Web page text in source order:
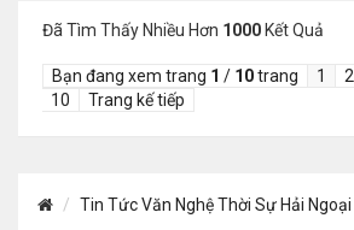
Đã Tìm Thấy Nhiều Hơn 1000 Kết Quả
Bạn đang xem trang 1 / 10trang 1 2
10
Trang kế tiếp
Tin Tức Văn Nghệ Thời Sự Hải Ngoại